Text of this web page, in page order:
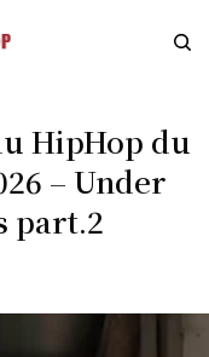
HipHop du
– Under
part.2